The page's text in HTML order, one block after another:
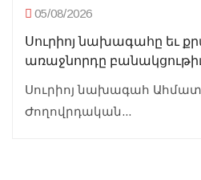
05/08/2026
Սուրիոյ նախագահը եւ
առաջնորդը
Սուրիոյ նախագահ
Ժողովրդական...